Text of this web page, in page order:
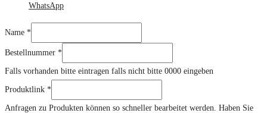
WhatsApp
Name *
Bestellnummer *
Falls vorhanden bitte eintragen falls nicht bitte 0000 eingeben
Produktlink
Kommentar
Produktlink *
Anfragen zu Produkten können so schneller bearbeitet werden. Haben Sie